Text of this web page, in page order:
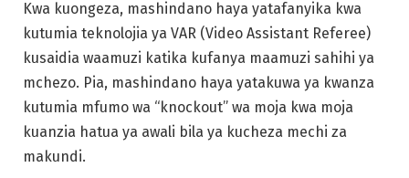
Kwa kuongeza, mashindano haya yatafanyika kwa
kutumia teknolojia ya VAR (Video Assistant Referee)
kusaidia waamuzi katika kufanya maamuzi sahihi ya
mchezo. Pia, mashindano haya yatakuwa ya kwanza
kutumia mfumo wa “knockout” wa moja kwa moja
kuanzia hatua ya awali bila ya kucheza mechi za
makundi.